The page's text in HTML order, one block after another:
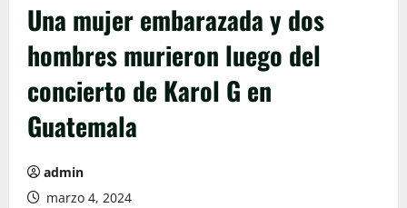
Una mujer embarazada y dos
hombres murieron luego del
concierto de Karol G en
Guatemala
admin
marzo 4, 2024